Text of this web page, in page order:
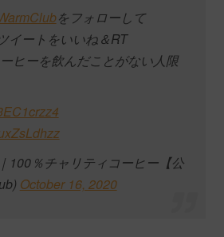
をフォローして
イートをいいね＆RT
ヒーを飲んだことがない人限
100％チャリティコーヒー【公
October 16, 2020